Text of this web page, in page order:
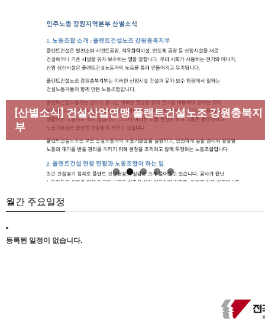
[성명] 막을 수 있었던 죽음, HL만도가 책임져라 : 청년
노동자 사망사고의 철저한 진상규명과 재발방지 대책
마련하라
[산별소식] 건설산업연맹 플랜트건설노조 강원충북지
부
[강릉,속초,원주,춘천] 폭염감시단 사업 이모저모
[조합원☆인터뷰] 서비스연맹 전국학교비정규직노동
합 강원지부 김유미 춘천지회장
[본부소식] 강원지역 노동자 합창단 모임
월간 주요일정
등록된 일정이 없습니다.